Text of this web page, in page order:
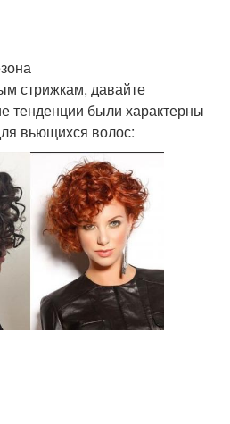
стрижкам, давайте
тенденции были характерны
вьющихся волос: